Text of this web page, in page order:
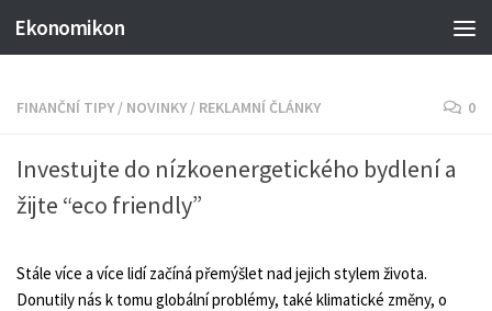
Ekonomikon
FINANČNÍ TIPY / NOVINKY / REKLAMNÍ ČLÁNKY 0
Investujte do nízkoenergetického bydlení a
žijte “eco friendly”
Stále více a více lidí začíná přemýšlet nad jejich stylem života.
Donutily nás k tomu globální problémy, také klimatické změny, o